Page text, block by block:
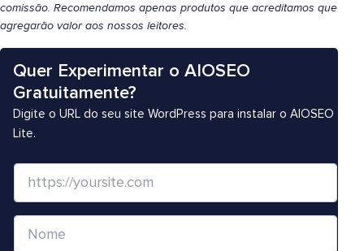
comissão. Recomendamos apenas produtos que acreditamos que
agregarão valor aos nossos leitores.
Quer Experimentar o AIOSEO
Gratuitamente?
Digite o URL do seu site WordPress para instalar o AIOSEO
Lite.
t